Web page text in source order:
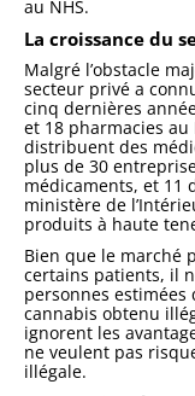
au NHS.
La croissance du
Malgré l’obstacle
secteur privé a
cinq dernières
et 18 pharmacies
distribuent des
plus de 30
médicaments, et 11
ministère de
produits à haute
Bien que le marché
certains patients, il
personnes estimées
cannabis obtenu
ignorent les
ne veulent pas
illégale.